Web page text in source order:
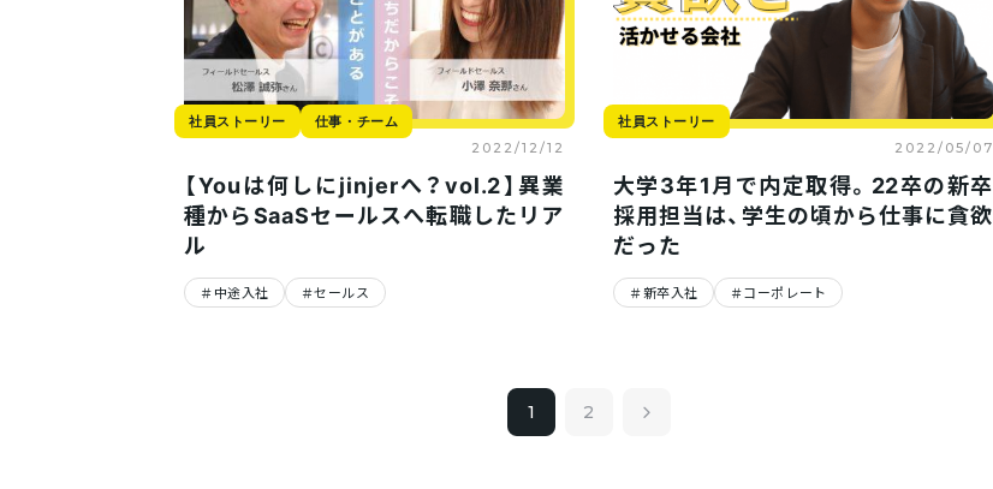
社員ストーリー
仕事・チーム
2022/12/12
【Youは何しにjinjerへ？vol.2】異業
種からSaaSセールスへ転職したリア
ル
中途入社 セールス
社員ストーリー
2022/05/07
大学3年1月で内定取得。22卒の新卒
採用担当は、学生の頃から仕事に貪欲
だった
新卒入社 コーポレート
1 2